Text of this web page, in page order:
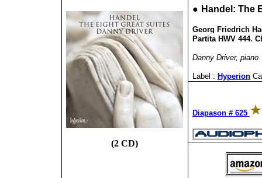
(2 CD)
● Handel: The
Georg Friedrich
Partita HWV 444.
Danny Driver, piano
Label : Hyperion
Diapason # 625